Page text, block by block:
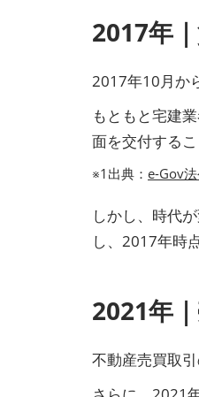
2017年
2017年10月か
もともと宅建
面を交付する
※1出典： e-Gov
しかし、時代
し、2017年時
2021年
不動産売買取